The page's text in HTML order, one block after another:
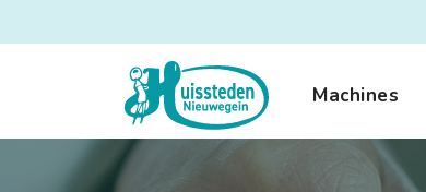
Machines